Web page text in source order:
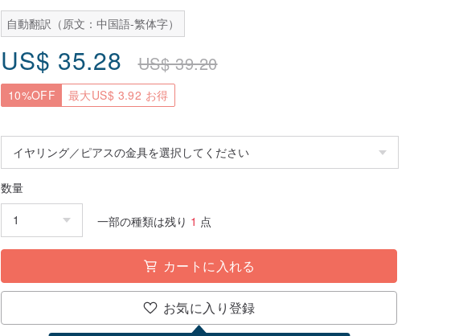
自動翻訳（原文：中国語-繁体字）
US$ 35.28 US$39.20
10%OFF 最大US$ 3.92 お得
数量
一部の種類は残り 1 点
カートに入れる
お気に入り登録